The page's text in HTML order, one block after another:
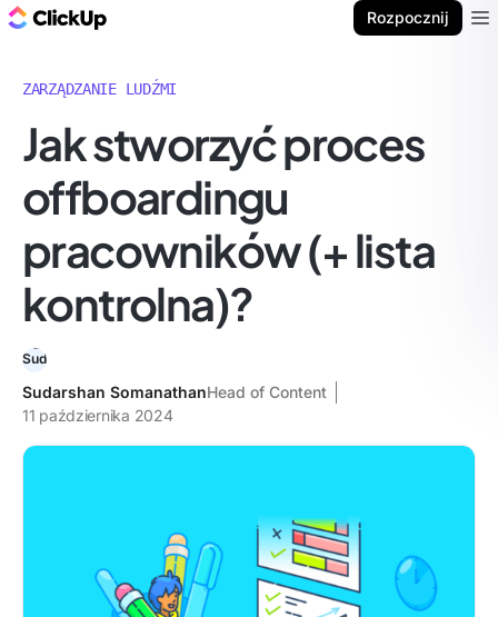
Rozpocznij
ZARZĄDZANIE LUDŹMI
Jak stworzyć proces
offboardingu
pracowników (+ lista
kontrolna)?
Sudarshan SomanathanHead of Content
11 października 2024